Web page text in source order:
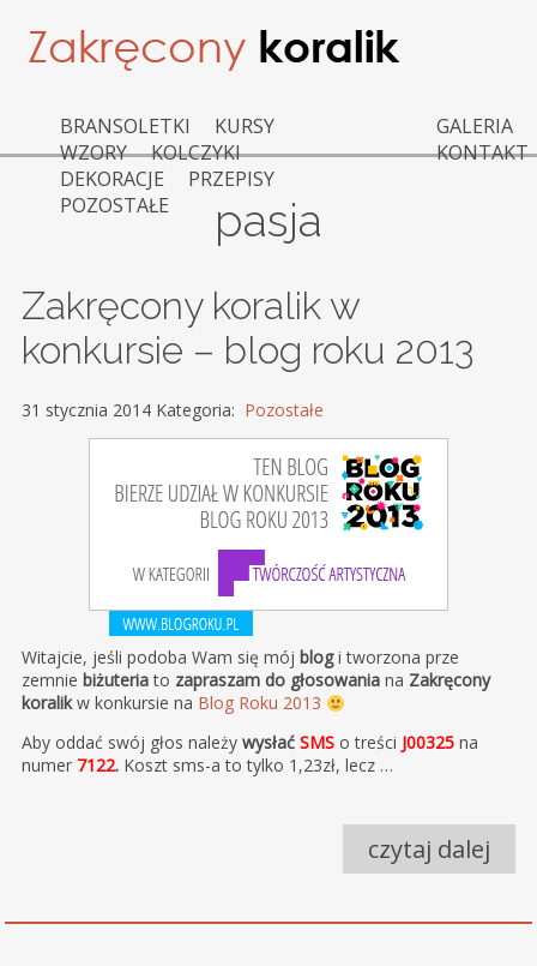
BRANSOLETKI
KURSY
WZORY
KOLCZYKI
DEKORACJE
PRZEPISY
POZOSTAŁE
GALERIA
KONTAKT
pasja
Zakręcony koralik w
konkursie – blog roku 2013
31 stycznia 2014 Kategoria: Pozostałe
Witajcie, jeśli podoba Wam się mój blogi tworzona prze
zemnie biżuteriato zapraszam do głosowaniana Zakręcony
koralikw konkursie na Blog Roku 2013
Aby oddać swój głos należy wysłać SMSo treści J00325na
numer 7122. Koszt sms-a to tylko 1,23zł, lecz …
czytaj dalej